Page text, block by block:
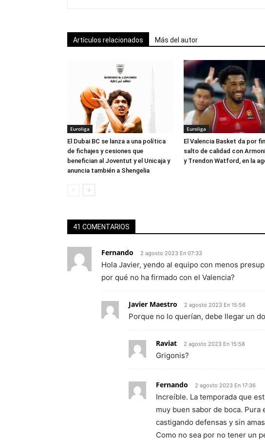
Artículos relacionados Más del autor
Euroliga
El Dubai BC se lanza a una política
de fichajes y cesiones que
benefician al Joventut y el Unicaja y
anuncia también a Shengelia
Euroliga
El Valencia Basket da por
salto de calidad con
y Trendon Watford, en la
41 COMENTARIOS
Fernando 2 agosto 2023 En 07:33
Hola Javier, yendo al equipo con menos
por qué no ha firmado con el Valencia?
Javier Maestro 2 agosto 2023 En 15:56
Porque no lo querían, debe llegar un
Raviat 2 agosto 2023 En 15:58
Grigonis?
Fernando 2 agosto 2023 En 17:36
Increíble. La temporada que
muy buen sabor de boca.
castigando defensas y sin
Como no sea por no tener un